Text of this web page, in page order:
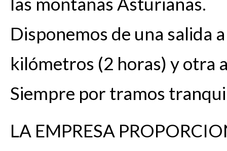
Disponemos de una salida
kilómetros (2 horas) y otra
Siempre por tramos
LA EMPRESA